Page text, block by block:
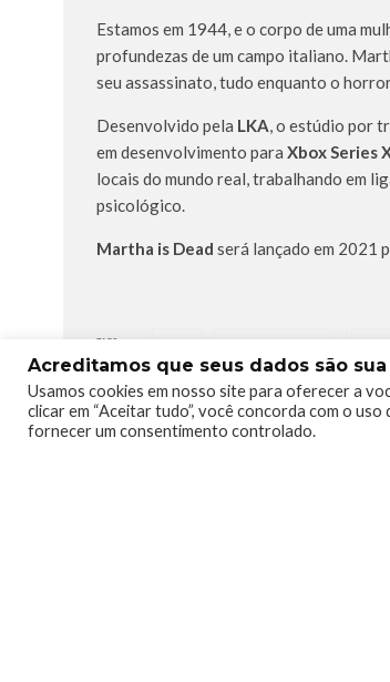
Estamos em 1944, e o corpo de uma
profundezas de um campo italiano.
seu assassinato, tudo enquanto o
Desenvolvido pela LKA , o estúdio por
em desenvolvimento para Xbox Series
locais do mundo real, trabalhando em
psicológico.
Martha is Dead será lançado em 2021
TAGS LKA MARTHA IS DEAD
Acreditamos que seus dados são
Usamos cookies em nosso site para oferecer a
clicar em “Aceitar tudo”, você concorda com o
fornecer um consentimento controlado.